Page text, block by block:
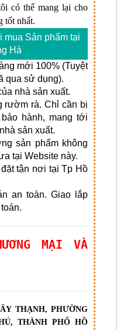
có thể mang lại cho
tốt nhất.
Sản phẩm tại
Hà
mới 100% (Tuyệt
qua sử dụng).
nhà sản xuất.
rườm rà. Chỉ cần bị
hành, mang tới
sản xuất.
sản phẩm không
tại Website này.
tận nơi tại Tp Hồ
an toàn. Giao lắp
MẠI VÀ
THẠNH, PHƯỜNG
THÀNH PHỐ HỒ